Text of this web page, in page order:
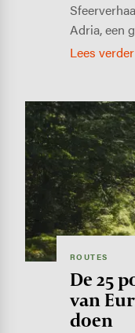
Adria, een
Lees verder
Image
ROUTES
De 25
van
doen